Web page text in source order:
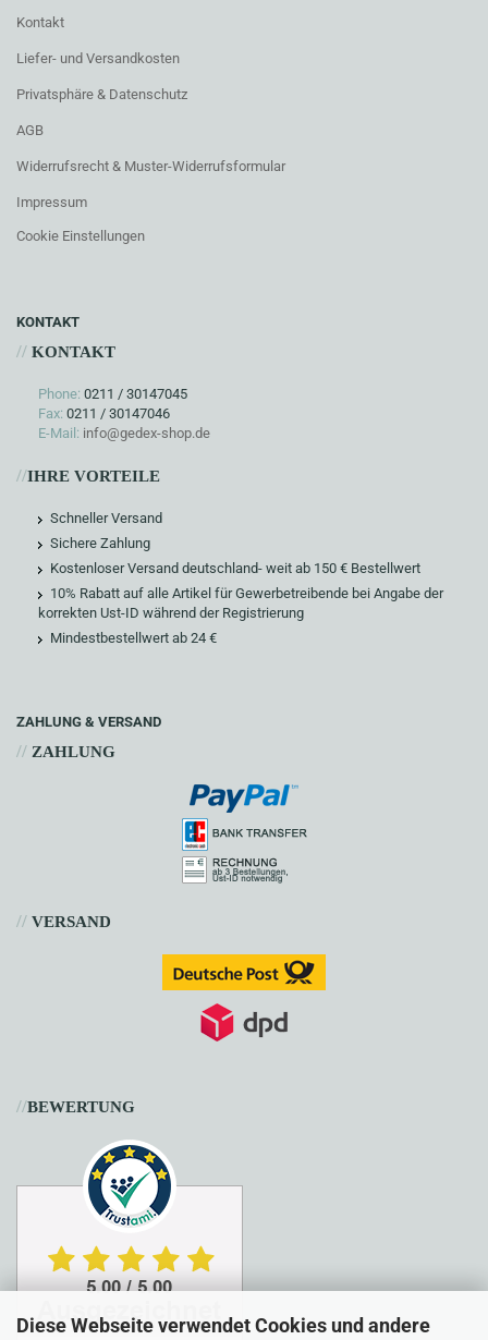
Diese Webseite verwendet Cookies und andere
Kontakt
Liefer- und Versandkosten
Privatsphäre & Datenschutz
AGB
Widerrufsrecht & Muster-Widerrufsformular
Impressum
Cookie Einstellungen
KONTAKT
// KONTAKT
Phone: 0211 / 30147045
Fax: 0211 / 30147046
E-Mail: info@gedex-shop.de
//IHRE VORTEILE
Schneller Versand
Sichere Zahlung
Kostenloser Versand deutschland- weit ab 150 € Bestellwert
10% Rabatt auf alle Artikel für Gewerbetreibende bei Angabe der
korrekten Ust-ID während der Registrierung
Mindestbestellwert ab 24 €
ZAHLUNG & VERSAND
// ZAHLUNG
// VERSAND
//BEWERTUNG